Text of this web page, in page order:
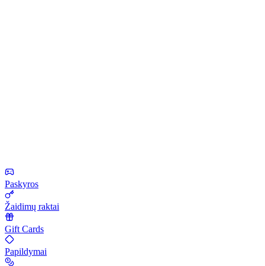
Paskyros
Žaidimų raktai
Gift Cards
Papildymai